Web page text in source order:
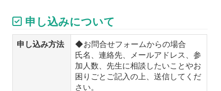
申し込みについて
申し込み方法
◆お問合せフォームからの場合
氏名、連絡先、メールアドレス、参
加人数、先生に相談したいことやお
困りごとご記入の上、送信してくだ
さい。